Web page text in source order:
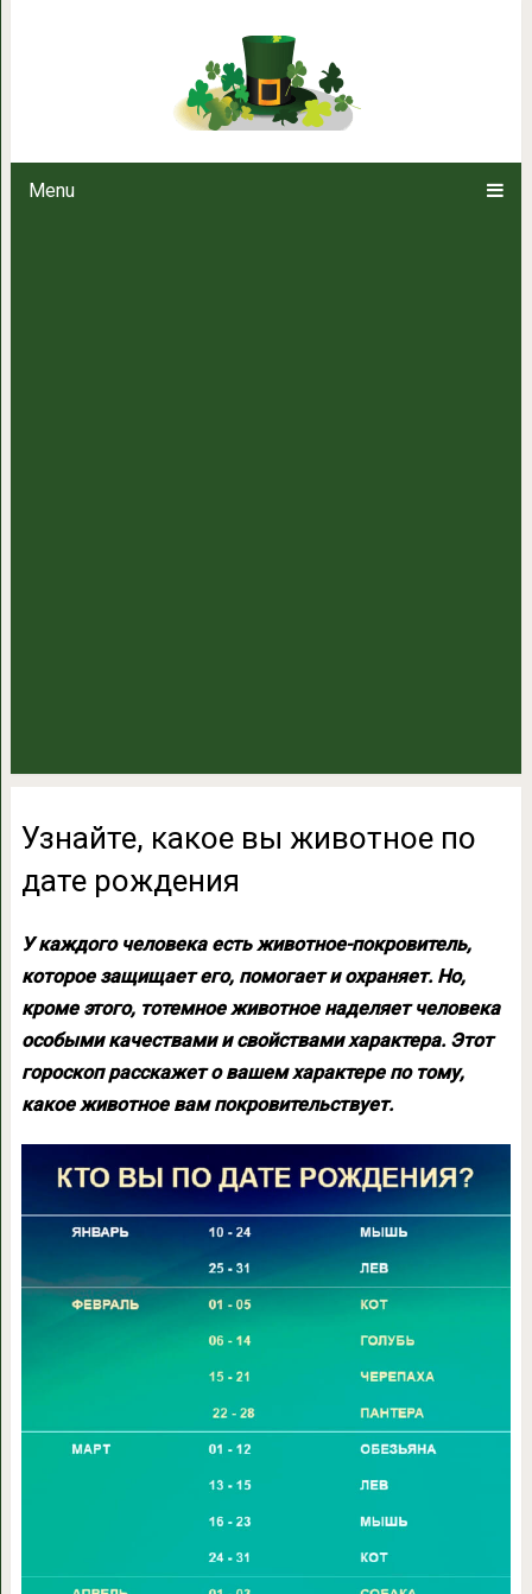
Menu
Узнайте, какое вы
Узнайте, какое вы животное по
дате рождения
У каждого человека есть животное-покровитель,
которое защищает его, помогает и охраняет. Но,
кроме этого, тотемное животное наделяет человека
особыми качествами и свойствами характера. Этот
гороскоп расскажет о вашем характере по тому,
какое животное вам покровительствует.